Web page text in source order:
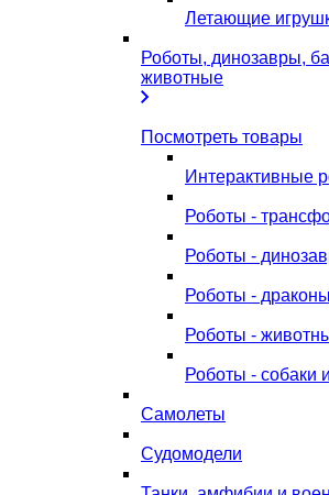
Летающие
Роботы, динозавры,
животные
Посмотреть товары
Интерактивные
Роботы -
Роботы -
Роботы - драконы
Роботы -
Роботы - собаки
Самолеты
Судомодели